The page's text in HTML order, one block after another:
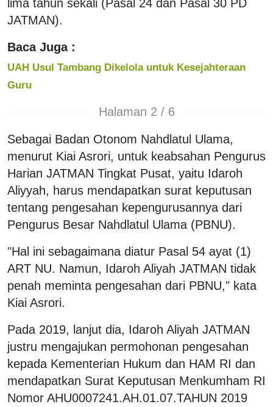
lima tahun sekali (Pasal 24 dan Pasal 30 PD
JATMAN).
Baca Juga :
UAH Usul Tambang Dikelola untuk Kesejahteraan
Guru
Halaman 2 / 6
Sebagai Badan Otonom Nahdlatul Ulama,
menurut Kiai Asrori, untuk keabsahan Pengurus
Harian JATMAN Tingkat Pusat, yaitu Idaroh
Aliyyah, harus mendapatkan surat keputusan
tentang pengesahan kepengurusannya dari
Pengurus Besar Nahdlatul Ulama (PBNU).
"Hal ini sebagaimana diatur Pasal 54 ayat (1)
ART NU. Namun, Idaroh Aliyah JATMAN tidak
penah meminta pengesahan dari PBNU," kata
Kiai Asrori.
Pada 2019, lanjut dia, Idaroh Aliyah JATMAN
justru mengajukan permohonan pengesahan
kepada Kementerian Hukum dan HAM RI dan
mendapatkan Surat Keputusan Menkumham RI
Nomor AHU0007241.AH.01.07.TAHUN 2019